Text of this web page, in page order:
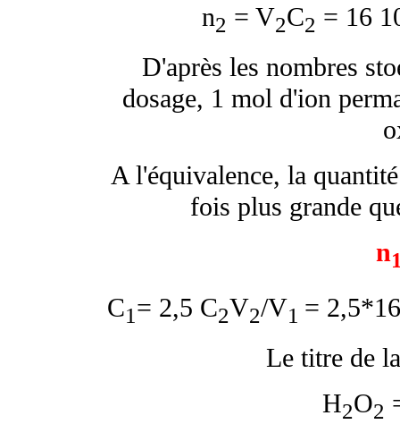
n2 = V2C2 = 16
D'après les nombres
dosage, 1 mol d'ion
A l'équivalence, la
fois plus grande
n
C1 = 2,5 C2V2/V1 =
Le titre de
H2O2